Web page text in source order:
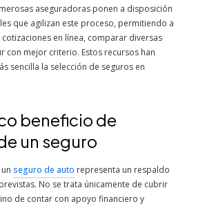
aseguradoras ponen a disposición
que agilizan este proceso, permitiendo a
en línea, comparar diversas
con mejor criterio. Estos recursos han
sencilla la selección de seguros en
beneficio de
un seguro
seguro de auto representa un respaldo
No se trata únicamente de cubrir
de contar con apoyo financiero y